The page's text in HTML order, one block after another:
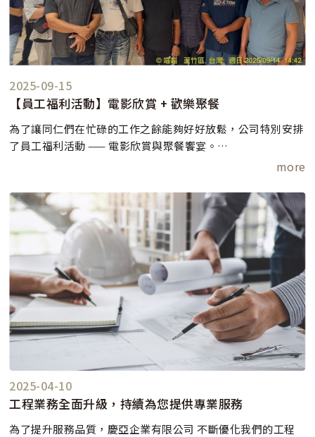
2025-09-15
【員工福利活動】電影欣賞 + 歡樂聚餐
為了讓同仁們在忙碌的工作之餘能夠好好放鬆，公司特別安排
了員工福利活動 —— 電影欣賞與聚餐饗宴。
（一張電影票，不只是看電影，而是讓台灣故事走得更遠。
公司並提供美味飲品及新鮮水果。在大銀幕前享受震撼視覺體
驗，笑聲與討論聲此起彼落，氣氛熱絡。
緊接著9/14的聚餐（我家牛排︰豐盛沙拉吧，無限享用！讓同
仁們在美食與歡笑中交流感情，不僅增進了彼此的默契，也讓
團隊氛圍更加融洽。
公司始終相信：快樂的員工，才能創造更大的價值。
期待下一次的員工福利活動，與大家再度共享美好時光！
more
2025-04-10
工程業務全面升級，持續為您提供專業服務
為了提升服務品質，慶亞企業有限公司 不斷優化我們的工程